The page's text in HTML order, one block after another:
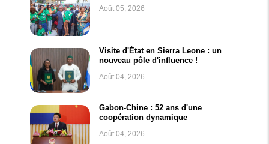
Août 05, 2026
Visite d'État en Sierra Leone : un
nouveau pôle d'influence !
Août 04, 2026
Gabon-Chine : 52 ans d'une
coopération dynamique
Août 04, 2026